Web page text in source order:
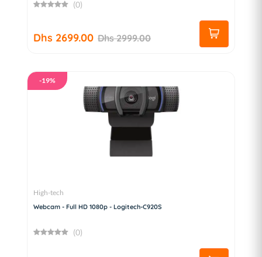
(0)
Dhs 2699.00 Dhs 2999.00
-19%
High-tech
Webcam - Full HD 1080p - Logitech-C920S
(0)